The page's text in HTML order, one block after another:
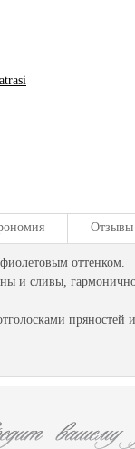
Отзывы
оттенком.
и сливы,
пряностей